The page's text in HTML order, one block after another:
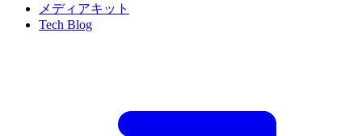
メディアキット
Tech Blog